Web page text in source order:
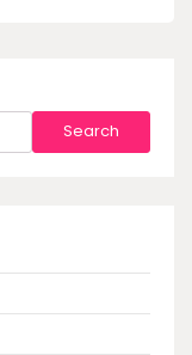
Search